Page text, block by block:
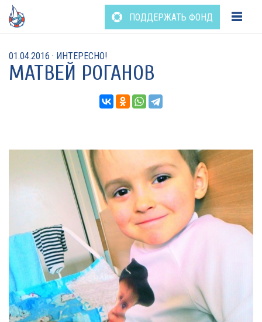
Перейти
содержанию
ПОДДЕРЖАТЬ ФОНД
01.04.2016 · ИНТЕРЕСНО!
МАТВЕЙ РОГАНОВ